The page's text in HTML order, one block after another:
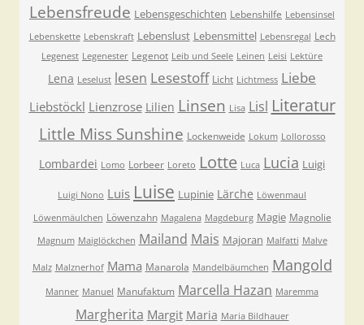
Lebensfreude Lebensgeschichten Lebenshilfe Lebensinsel
Lebenskette Lebenskraft Lebenslust Lebensmittel Lebensregal Lech
Legenest Legenester Legenot Leib und Seele Leinen Leisi Lektüre
Lena Leselust lesen Lesestoff Licht Lichtmess Liebe
Liebstöckl Lienzrose Lilien Linsen Lisa Lisl Literatur
Little Miss Sunshine Lockenweide Lokum Lollorosso
Lombardei Lomo Lorbeer Loreto Lotte Luca Lucia Luigi
Luigi Nono Luis Luise Lupinie Lärche Löwenmaul
Löwenmäulchen Löwenzahn Magalena Magdeburg Magie Magnolie
Magnum Maiglöckchen Mailand Mais Majoran Malfatti Malve
Malz Malznerhof Mama Manarola Mandelbäumchen Mangold
Manner Manuel Manufaktum Marcella Hazan Maremma
Margherita Margit Maria Maria Bildhauer